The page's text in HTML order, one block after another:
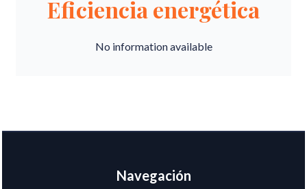
Eficiencia energética
No information available
Navegación